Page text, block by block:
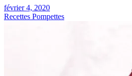
février 4, 2020
Recettes Pompettes